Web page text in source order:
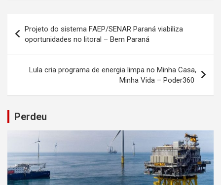
de
Post
Projeto do sistema FAEP/SENAR Paraná viabiliza
oportunidades no litoral – Bem Paraná
Lula cria programa de energia limpa no Minha Casa,
Minha Vida – Poder360
Perdeu